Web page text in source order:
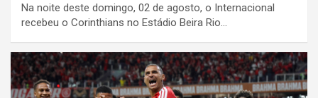
Na noite deste domingo, 02 de agosto, o Internacional
recebeu o Corinthians no Estádio Beira Rio…